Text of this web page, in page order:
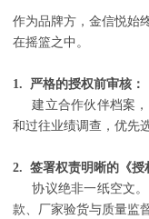
作为品牌方，金信悦始
在摇篮之中。
1. 严格的授权前审核：
建立合作伙伴档案，
和过往业绩调查，优先
2. 签署权责明晰的《授
协议绝非一纸空文。
款、厂家验货与质量监